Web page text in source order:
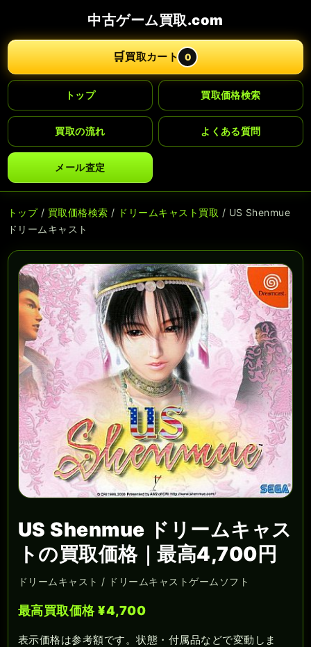
中古ゲーム買取.com
🛒買取カート 0
トップ 買取価格検索
買取の流れ よくある質問
メール査定
トップ/ 買取価格検索 / ドリームキャスト買取 / US Shenmue
ドリームキャスト
US Shenmue ドリームキャス
トの買取価格｜最高4,700円
ドリームキャスト / ドリームキャストゲームソフト
最高買取価格 ¥4,700
表示価格は参考額です。状態・付属品などで変動しま